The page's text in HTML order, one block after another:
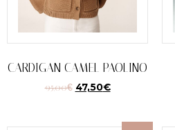
CARDIGAN CAMEL PAOLINO
95,00€ 47,50€